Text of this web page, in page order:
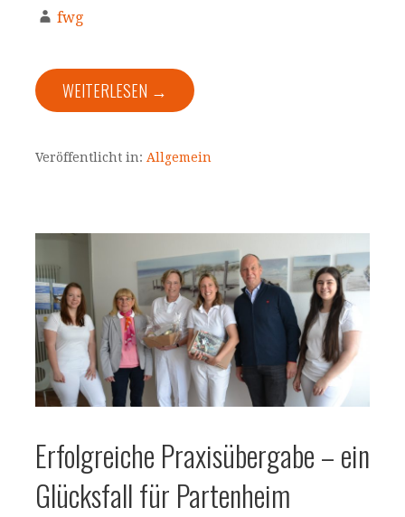
fwg
WEITERLESEN →
Veröffentlicht in: Allgemein
Erfolgreiche Praxisübergabe – ein
Glücksfall für Partenheim